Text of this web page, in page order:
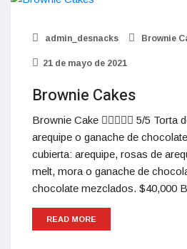
admin_desnacks Brownie
21 de mayo de 2021
Brownie Cakes
Brownie Cake  5/5 Torta
arequipe o ganache de
cubierta: arequipe, rosas de
melt, mora o ganache de
chocolate mezclados. $40,000
READ MORE